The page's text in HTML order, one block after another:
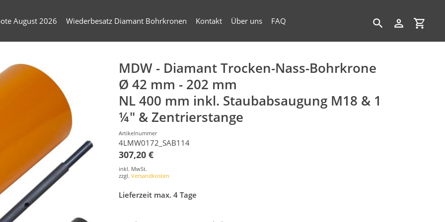
August 2026 Wiederbesatz Diamant Bohrkronen Kontakt Über uns FAQ
SuchenEinloggen
MDW - Diamant Trocken-Nass-Bohrkrone
Ø 42 mm - 202 mm
NL 400 mm inkl. Staubabsaugung M18 & 1
¼" & Zentrierstange
Artikelnummer
4LMW0172_SAB114
307,20 €
inkl. MwSt.
zzgl. Versandkosten
Lieferzeit max. 4 Tage